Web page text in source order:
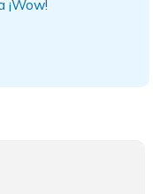
¡Wow!